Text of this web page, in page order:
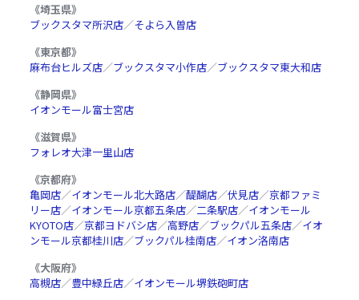
《埼玉県》
ブックスタマ所沢店／そよら入曽店
《東京都》
麻布台ヒルズ店／ブックスタマ小作店／ブックスタマ東大和店
《静岡県》
イオンモール富士宮店
《滋賀県》
フォレオ大津一里山店
《京都府》
亀岡店／イオンモール北大路店／醍醐店／伏見店／京都ファミ
リー店／イオンモール京都五条店／二条駅店／イオンモール
KYOTO店／京都ヨドバシ店／高野店／ブックパル五条店／イオ
ンモール京都桂川店／ブックパル桂南店／イオン洛南店
《大阪府》
高槻店／豊中緑丘店／イオンモール堺鉄砲町店